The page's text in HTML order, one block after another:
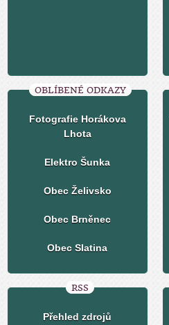
OBLÍBENÉ ODKAZY
Fotografie Horákova
Lhota
Elektro Šunka
Obec Želivsko
Obec Brněnec
Obec Slatina
RSS
Přehled zdrojů